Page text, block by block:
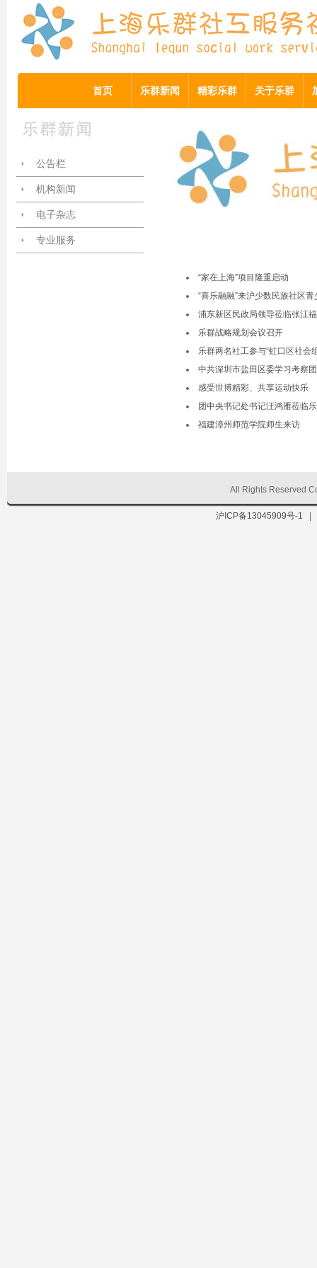
首页 乐群新闻 精彩乐群 关于乐群
公告栏
机构新闻
电子杂志
专业服务
“家在上海”项目隆重启动
“喜乐融融”来沪少数民族社区
浦东新区民政局领导莅临张江
乐群战略规划会议召开
乐群两名社工参与“虹口区社会
中共深圳市盐田区委学习考察
感受世博精彩、共享运动快乐
团中央书记处书记汪鸿雁莅临
福建漳州师范学院师生来访
All Rights Reserved
沪ICP备13045909号-1